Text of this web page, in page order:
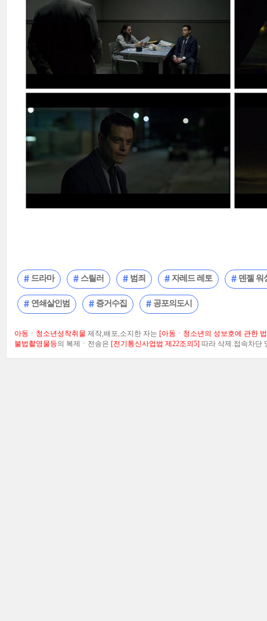
드라마 스릴러 범죄 자레드 레토 덴젤 워
연쇄살인범 증거수집 공포의도시
아동ㆍ청소년성착취물 제작,배포,소지한 자는 [아동ㆍ청소년의 성보호에 관한
불법촬영물등의 복제ㆍ전송은 [전기통신사업법 제22조의5] 따라 삭제.접속차단